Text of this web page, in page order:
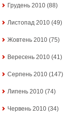
Грудень 2010 (88)
Листопад 2010 (49)
Жовтень 2010 (75)
Вересень 2010 (41)
Серпень 2010 (147)
Липень 2010 (74)
Червень 2010 (34)